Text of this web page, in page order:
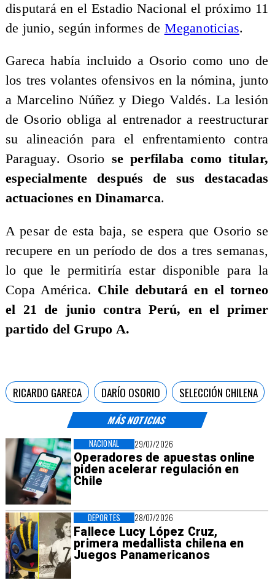
MÁS NOTICIAS
29/07/2026
Operadores de apuestas online
piden acelerar regulación en
Chile
NACIONAL
28/07/2026
Fallece Lucy López Cruz,
primera medallista chilena en
Juegos Panamericanos
DEPORTES
disputará en el Estadio Nacional el próximo 11
de junio, según informes de Meganoticias.
Gareca había incluido a Osorio como uno de
los tres volantes ofensivos en la nómina, junto
a Marcelino Núñez y Diego Valdés. La lesión
de Osorio obliga al entrenador a reestructurar
su alineación para el enfrentamiento contra
Paraguay. Osorio se perfilaba como titular,
especialmente después de sus destacadas
actuaciones en Dinamarca.
A pesar de esta baja, se espera que Osorio se
recupere en un período de dos a tres semanas,
lo que le permitiría estar disponible para la
Copa América. Chile debutará en el torneo
el 21 de junio contra Perú, en el primer
partido del Grupo A.
RICARDO GARECA DARÍO OSORIO SELECCIÓN CHILENA